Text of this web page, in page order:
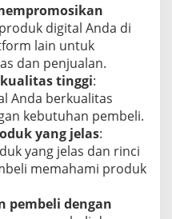
digital Anda di
lain untuk
dan penjualan.
tinggi:
Anda berkualitas
kebutuhan pembeli.
yang jelas:
yang jelas dan rinci
memahami produk
pembeli dengan